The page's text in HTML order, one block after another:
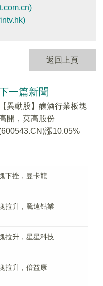
返回上頁
一篇新聞
【異動股】釀酒行業板塊
開，莫高股份
(600543.CN)漲10.05%
下挫，曼卡龍
拉升，騰遠钴業
拉升，星星科技
拉升，倍益康